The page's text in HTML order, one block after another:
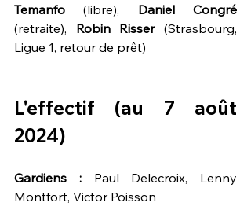
Temanfo (libre),
(retraite), Robin Risser (Strasbourg,
Ligue 1, retour de prêt)
L'effectif (au 7 août
2024)
Gardiens : Paul Delecroix, Lenny
Montfort, Victor Poisson